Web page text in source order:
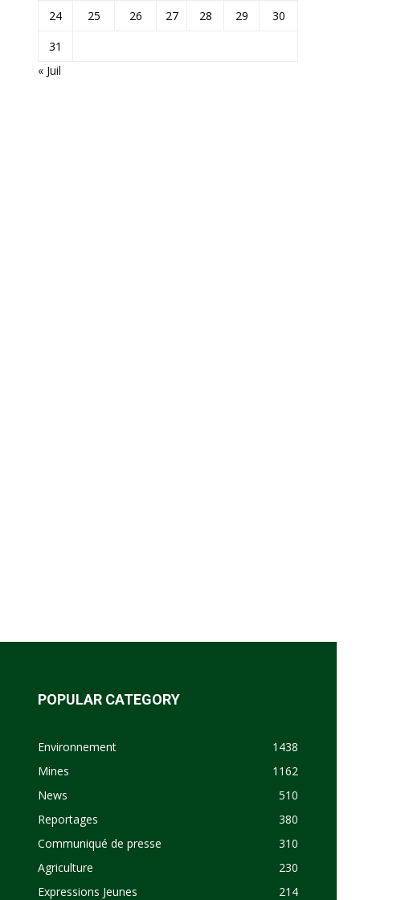
24
25 26 27 28 29
30
31
« Juil
POPULAR CATEGORY
Environnement
1438
Mines
1162
News
510
Reportages
380
Communiqué de presse
310
Agriculture
230
Expressions Jeunes
214